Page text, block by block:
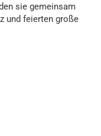
sie gemeinsam
und feierten große